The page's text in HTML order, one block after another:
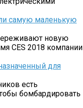
самую маленькую
новую
CES 2018 компании
для
есть
бомбардировать